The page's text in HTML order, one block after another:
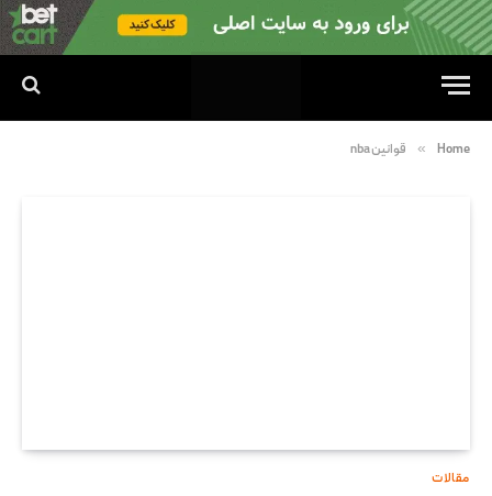
Home
» قوانین nba
مقالات